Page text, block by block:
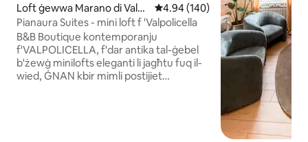
Loft ġewwa Marano di Valp
olicella
Rating medju ta' 4.94 minn 5,
4.94 (140)
Pianaura Suites - mini loft f 'Valpolicella
B&B Boutique kontemporanju
f'VALPOLICELLA, f'dar antika tal-ġebel
b'żewġ minilofts eleganti li jagħtu fuq il-
wied, ĠNAN kbir mimli postijiet